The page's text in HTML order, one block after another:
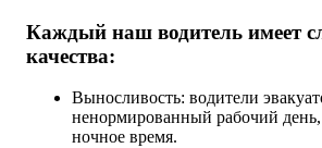
Каждый наш водитель имеет
качества:
Выносливость: водители
ненормированный рабочий
ночное время.